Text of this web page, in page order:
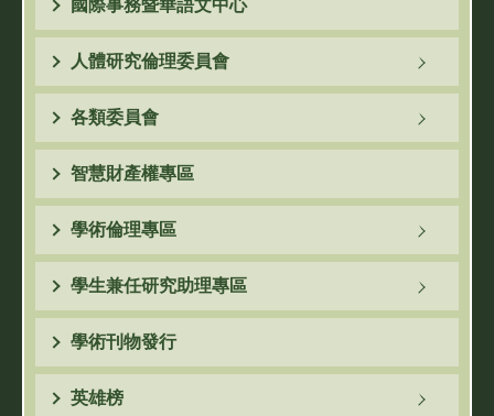
國際事務暨華語文中心
人體研究倫理委員會
各類委員會
智慧財產權專區
學術倫理專區
學生兼任研究助理專區
學術刊物發行
英雄榜